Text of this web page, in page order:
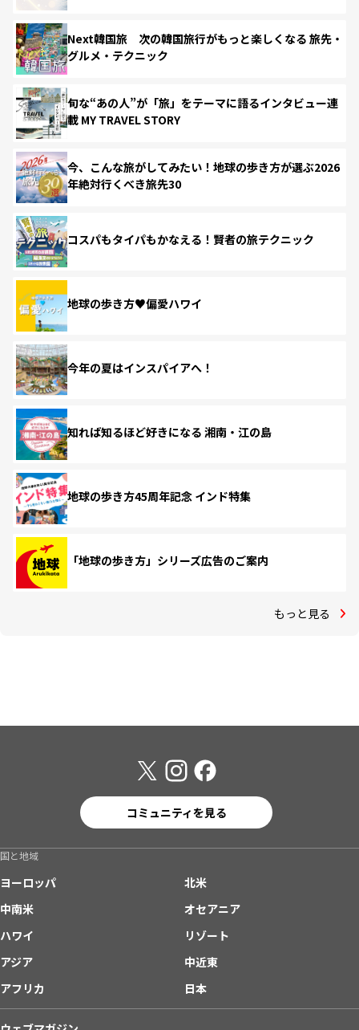
Next韓国旅 次の韓国旅行がもっと楽しくなる 旅先・
グルメ・テクニック
旬な“あの人”が「旅」をテーマに語るインタビュー連
載 MY TRAVEL STORY
今、こんな旅がしてみたい！地球の歩き方が選ぶ2026
年絶対行くべき旅先30
コスパもタイパもかなえる！賢者の旅テクニック
地球の歩き方♥偏愛ハワイ
今年の夏はインスパイアへ！
知れば知るほど好きになる 湘南・江の島
地球の歩き方45周年記念 インド特集
「地球の歩き方」シリーズ広告のご案内
もっと見る
コミュニティを見る
国と地域
ヨーロッパ
北米
中南米
オセアニア
ハワイ
リゾート
アジア
中近東
アフリカ
日本